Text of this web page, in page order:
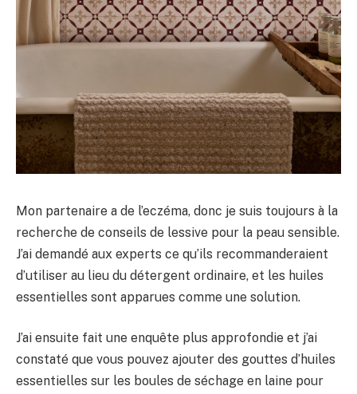
Mon partenaire a de l’eczéma, donc je suis toujours à la
recherche de conseils de lessive pour la peau sensible.
J’ai demandé aux experts ce qu’ils recommanderaient
d’utiliser au lieu du détergent ordinaire, et les huiles
essentielles sont apparues comme une solution.
J’ai ensuite fait une enquête plus approfondie et j’ai
constaté que vous pouvez ajouter des gouttes d’huiles
essentielles sur les boules de séchage en laine pour